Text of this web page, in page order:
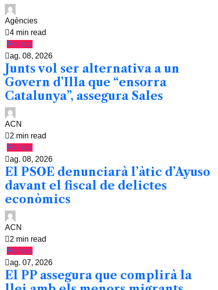
Agències
4 min read
Política
ag. 08, 2026
Junts vol ser alternativa a un
Govern d’Illa que “ensorra
Catalunya”, assegura Sales
ACN
2 min read
Política
ag. 08, 2026
El PSOE denunciarà l’àtic d’Ayuso
davant el fiscal de delictes
econòmics
ACN
2 min read
Política
ag. 07, 2026
El PP assegura que complirà la